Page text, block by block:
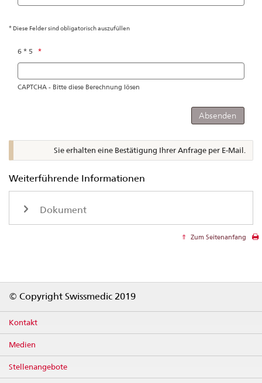
* Diese Felder sind obligatorisch auszufüllen
6 * 5 *
CAPTCHA - Bitte diese Berechnung lösen
Sie erhalten eine Bestätigung Ihrer Anfrage per E-Mail.
Weiterführende Informationen
Dokument
Zum Seitenanfang
© Copyright Swissmedic 2019
Kontakt
Medien
Stellenangebote